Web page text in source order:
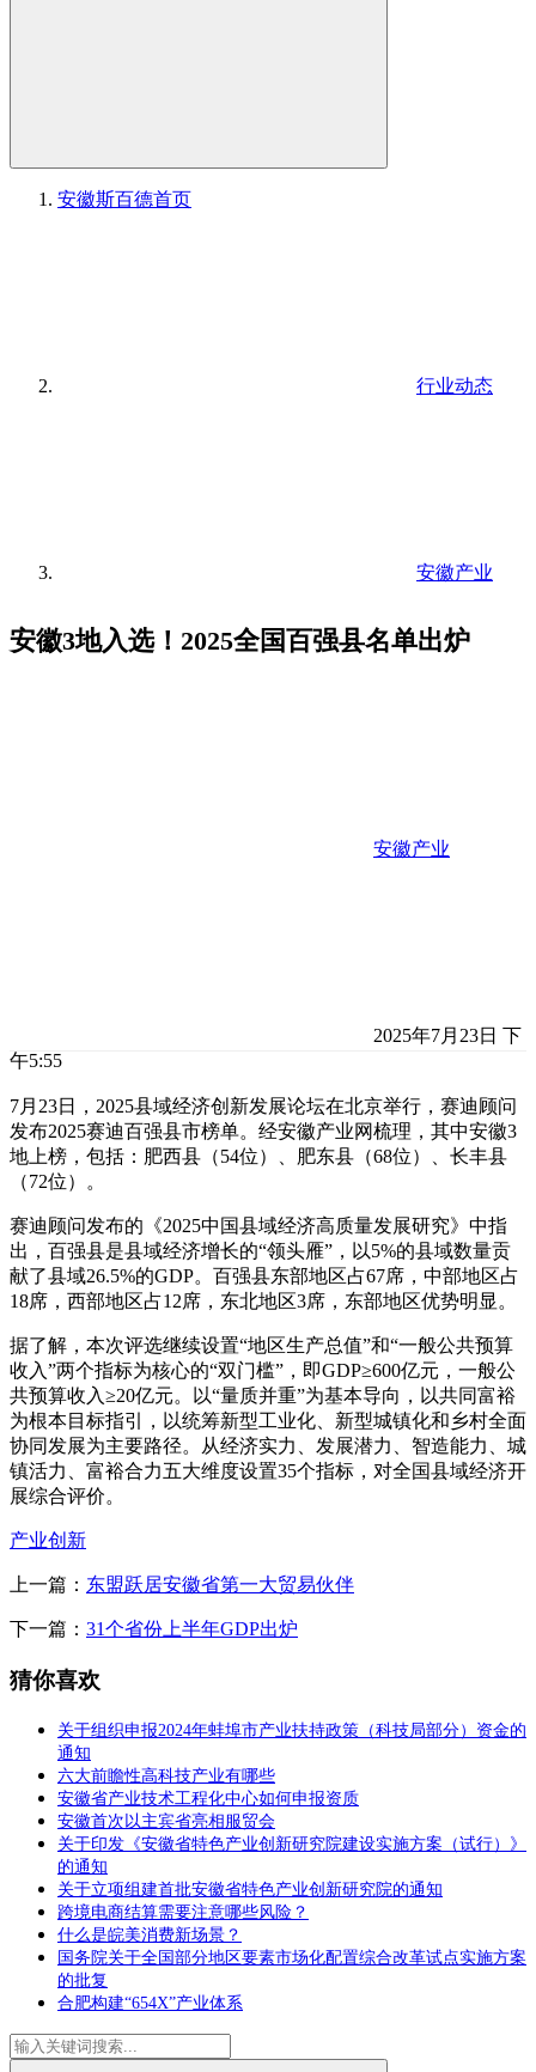
安徽斯百德首页
行业动态
安徽产业
安徽3地入选！2025全国百强县名单出炉
安徽产业
2025年7月23日 下
午5:55
7月23日，2025县域经济创新发展论坛在北京举行，赛迪顾问
发布2025赛迪百强县市榜单。经安徽产业网梳理，其中安徽3
地上榜，包括：肥西县（54位）、肥东县（68位）、长丰县
（72位）。
赛迪顾问发布的《2025中国县域经济高质量发展研究》中指
出，百强县是县域经济增长的“领头雁”，以5%的县域数量贡
献了县域26.5%的GDP。百强县东部地区占67席，中部地区占
18席，西部地区占12席，东北地区3席，东部地区优势明显。
据了解，本次评选继续设置“地区生产总值”和“一般公共预算
收入”两个指标为核心的“双门槛”，即GDP≥600亿元，一般公
共预算收入≥20亿元。以“量质并重”为基本导向，以共同富裕
为根本目标指引，以统筹新型工业化、新型城镇化和乡村全面
协同发展为主要路径。从经济实力、发展潜力、智造能力、城
镇活力、富裕合力五大维度设置35个指标，对全国县域经济开
展综合评价。
产业创新
上一篇： 东盟跃居安徽省第一大贸易伙伴
下一篇： 31个省份上半年GDP出炉
猜你喜欢
关于组织申报2024年蚌埠市产业扶持政策（科技局部分）资金的
通知
六大前瞻性高科技产业有哪些
安徽省产业技术工程化中心如何申报资质
安徽首次以主宾省亮相服贸会
关于印发《安徽省特色产业创新研究院建设实施方案（试行）》
的通知
关于立项组建首批安徽省特色产业创新研究院的通知
跨境电商结算需要注意哪些风险？
什么是皖美消费新场景？
国务院关于全国部分地区要素市场化配置综合改革试点实施方案
的批复
合肥构建“654X”产业体系